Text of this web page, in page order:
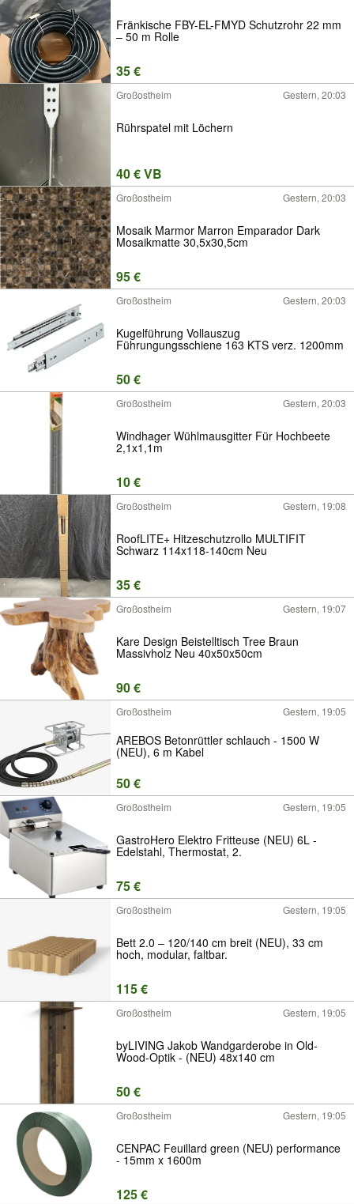
Fränkische FBY-EL-FMYD Schutzrohr 22 mm
– 50 m Rolle
35 €
Großostheim Gestern, 20:03
Rührspatel mit Löchern
40 € VB
Großostheim Gestern, 20:03
Mosaik Marmor Marron Emparador Dark
Mosaikmatte 30,5x30,5cm
95 €
Großostheim Gestern, 20:03
Kugelführung Vollauszug
Führungungsschiene 163 KTS verz. 1200mm
50 €
Großostheim Gestern, 20:03
Windhager Wühlmausgitter Für Hochbeete
2,1x1,1m
10 €
Großostheim Gestern, 19:08
RoofLITE+ Hitzeschutzrollo MULTIFIT
Schwarz 114x118-140cm Neu
35 €
Großostheim Gestern, 19:07
Kare Design Beistelltisch Tree Braun
Massivholz Neu 40x50x50cm
90 €
Großostheim Gestern, 19:05
AREBOS Betonrüttler schlauch - 1500 W
(NEU), 6 m Kabel
50 €
Großostheim Gestern, 19:05
GastroHero Elektro Fritteuse (NEU) 6L -
Edelstahl, Thermostat, 2.
75 €
Großostheim Gestern, 19:05
Bett 2.0 – 120/140 cm breit (NEU), 33 cm
hoch, modular, faltbar.
115 €
Großostheim Gestern, 19:05
byLIVING Jakob Wandgarderobe in Old-
Wood-Optik - (NEU) 48x140 cm
50 €
Großostheim Gestern, 19:05
CENPAC Feuillard green (NEU) performance
- 15mm x 1600m
125 €